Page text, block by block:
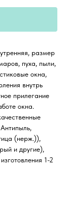
размер
пуха, пыли,
окна,
внутрь
прилегание
окна.
(нерж.)),
и другие),
1-2